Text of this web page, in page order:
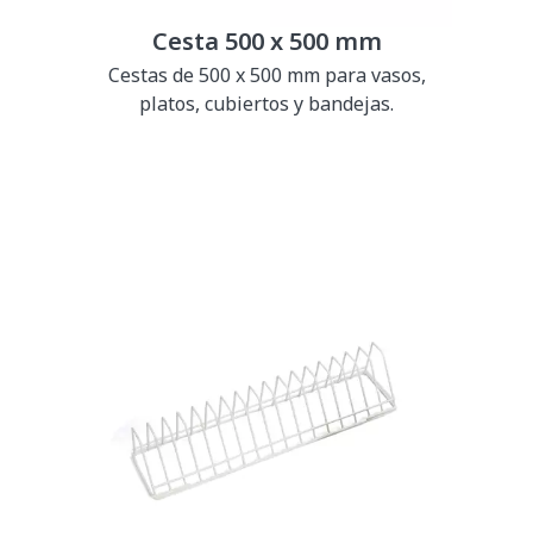
Cesta 500 x 500 mm
Cestas de 500 x 500 mm para vasos,
platos, cubiertos y bandejas.